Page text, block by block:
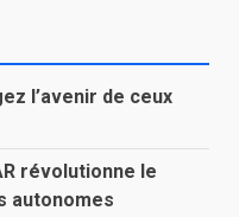
l’avenir de ceux
révolutionne le
autonomes